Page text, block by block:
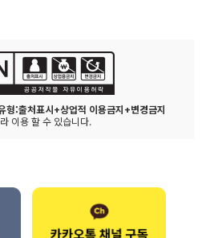
형:출처표시+상업적 이용금지+변경금지
이용 할 수 있습니다.